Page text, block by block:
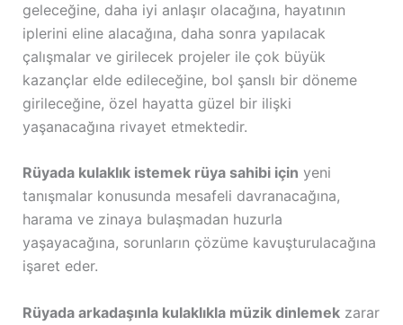
geleceğine, daha iyi anlaşır olacağına, hayatının
iplerini eline alacağına, daha sonra yapılacak
çalışmalar ve girilecek projeler ile çok büyük
kazançlar elde edileceğine, bol şanslı bir döneme
girileceğine, özel hayatta güzel bir ilişki
yaşanacağına rivayet etmektedir.
Rüyada kulaklık istemek rüya sahibi için yeni
tanışmalar konusunda mesafeli davranacağına,
harama ve zinaya bulaşmadan huzurla
yaşayacağına, sorunların çözüme kavuşturulacağına
işaret eder.
Rüyada arkadaşınla kulaklıkla müzik dinlemekzarar